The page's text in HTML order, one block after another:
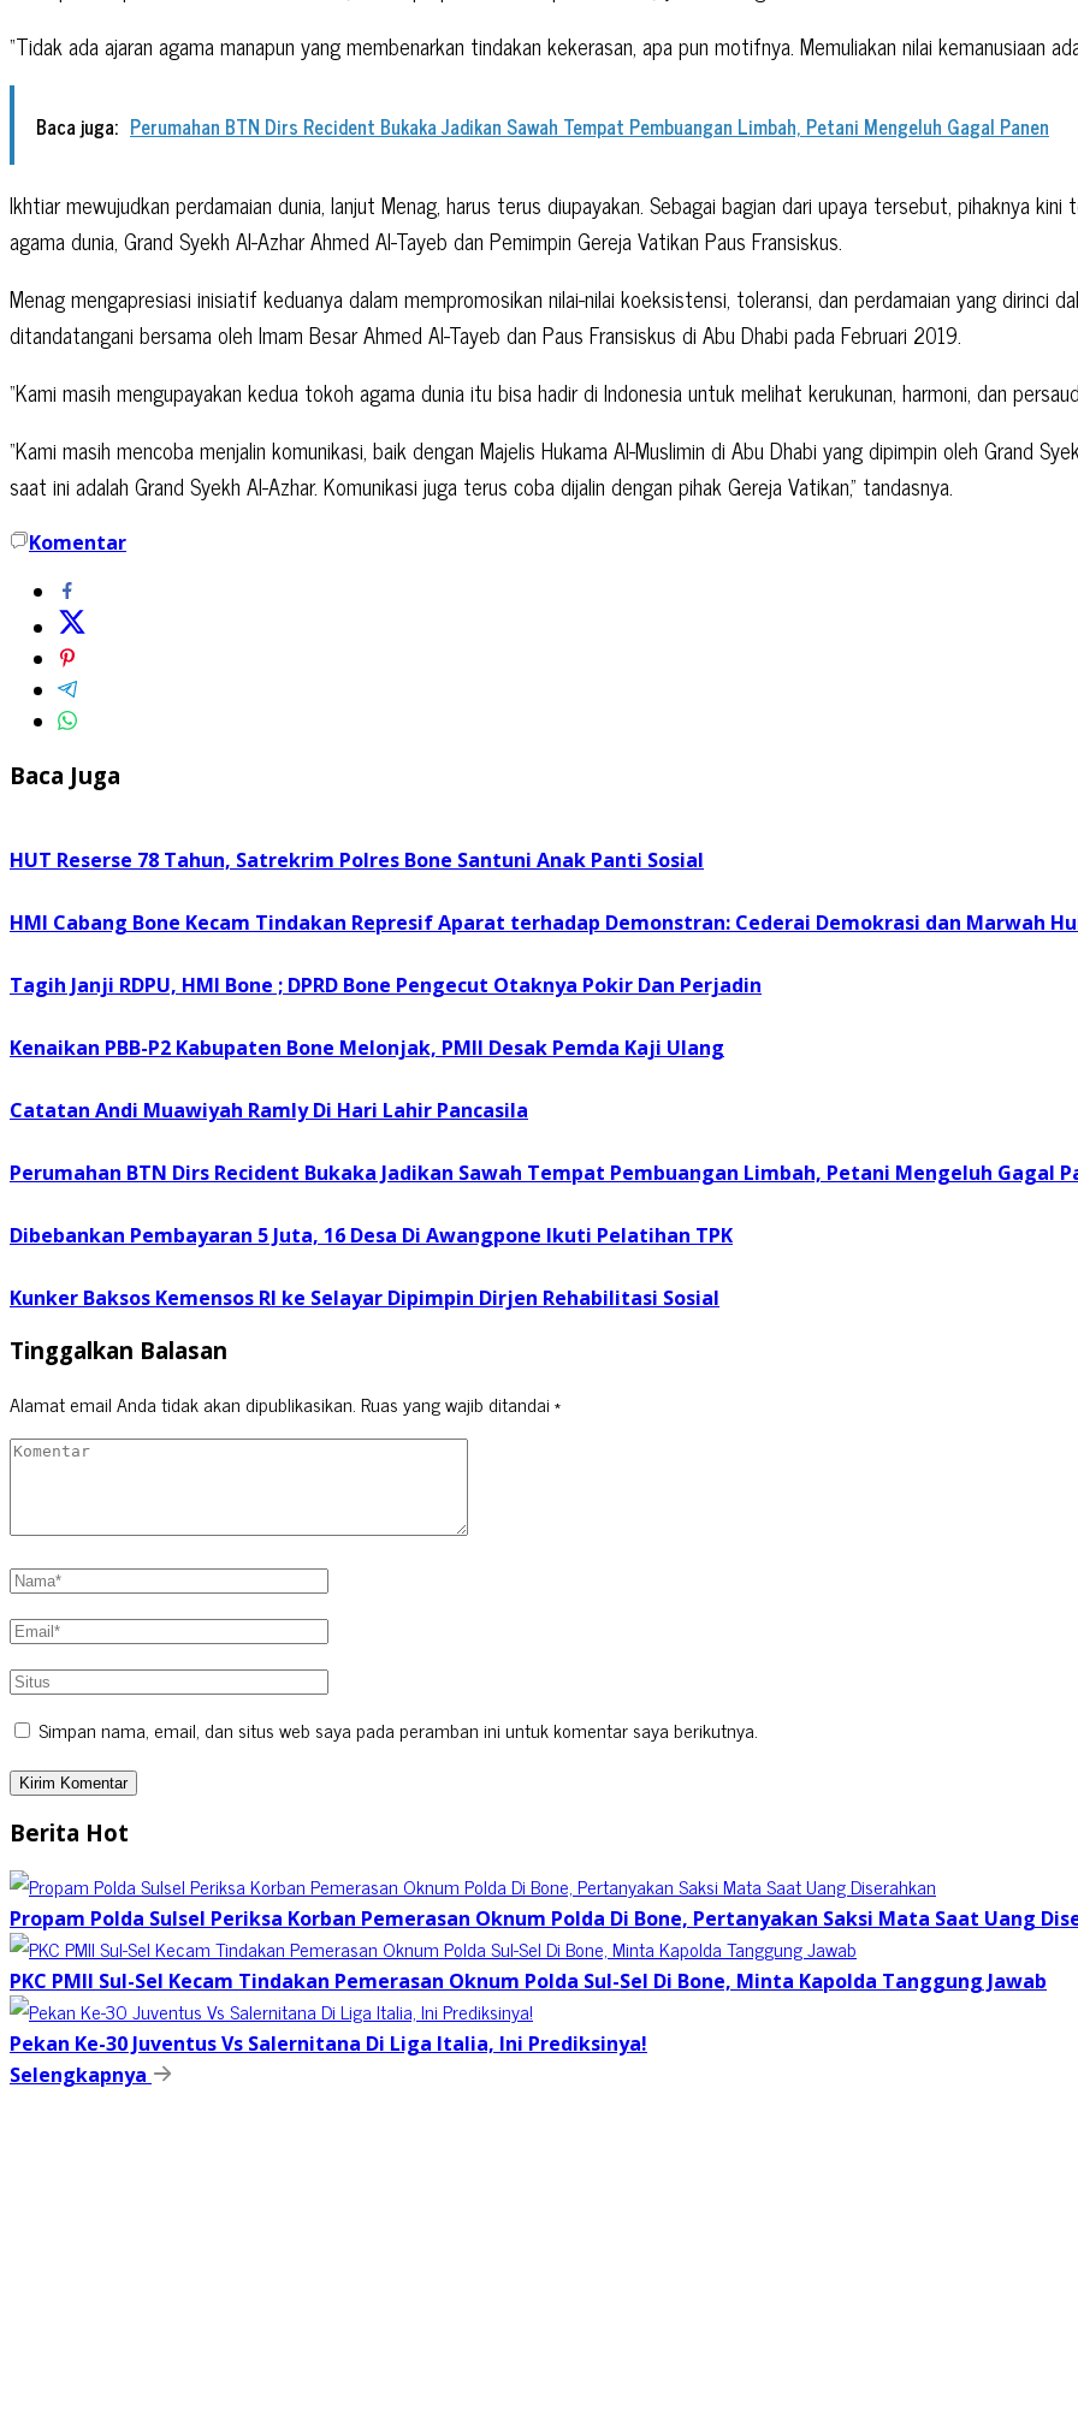
“Tidak ada ajaran agama manapun yang membenarkan tindakan kekerasan, apa pun motifnya. Memuliakan nilai kemanusiaan
Baca juga: Perumahan BTN Dirs Recident Bukaka Jadikan Sawah Tempat Pembuangan Limbah, Petani Mengeluh Gagal Panen
Ikhtiar mewujudkan perdamaian dunia, lanjut Menag, harus terus diupayakan. Sebagai bagian dari upaya tersebut, pihaknya
agama dunia, Grand Syekh Al-Azhar Ahmed Al-Tayeb dan Pemimpin Gereja Vatikan Paus Fransiskus.
Menag mengapresiasi inisiatif keduanya dalam mempromosikan nilai-nilai koeksistensi, toleransi, dan perdamaian yang dirinci
ditandatangani bersama oleh Imam Besar Ahmed Al-Tayeb dan Paus Fransiskus di Abu Dhabi pada Februari 2019.
“Kami masih mengupayakan kedua tokoh agama dunia itu bisa hadir di Indonesia untuk melihat kerukunan, harmoni, dan
“Kami masih mencoba menjalin komunikasi, baik dengan Majelis Hukama Al-Muslimin di Abu Dhabi yang dipimpin oleh Grand
saat ini adalah Grand Syekh Al-Azhar. Komunikasi juga terus coba dijalin dengan pihak Gereja Vatikan,” tandasnya.
Komentar
Baca Juga
HUT Reserse 78 Tahun, Satrekrim Polres Bone Santuni Anak Panti Sosial
HMI Cabang Bone Kecam Tindakan Represif Aparat terhadap Demonstran: Cederai Demokrasi dan Marwah
Tagih Janji RDPU, HMI Bone ; DPRD Bone Pengecut Otaknya Pokir Dan Perjadin
Kenaikan PBB-P2 Kabupaten Bone Melonjak, PMII Desak Pemda Kaji Ulang
Catatan Andi Muawiyah Ramly Di Hari Lahir Pancasila
Perumahan BTN Dirs Recident Bukaka Jadikan Sawah Tempat Pembuangan Limbah, Petani Mengeluh Gagal
Dibebankan Pembayaran 5 Juta, 16 Desa Di Awangpone Ikuti Pelatihan TPK
Kunker Baksos Kemensos RI ke Selayar Dipimpin Dirjen Rehabilitasi Sosial
Tinggalkan Balasan
Alamat email Anda tidak akan dipublikasikan.Ruas yang wajib ditandai*
Simpan nama, email, dan situs web saya pada peramban ini untuk komentar saya berikutnya.
Berita Hot
Propam Polda Sulsel Periksa Korban Pemerasan Oknum Polda Di Bone, Pertanyakan Saksi Mata Saat Uang
PKC PMII Sul-Sel Kecam Tindakan Pemerasan Oknum Polda Sul-Sel Di Bone, Minta Kapolda Tanggung Jawab
Pekan Ke-30 Juventus Vs Salernitana Di Liga Italia, Ini Prediksinya!
Selengkapnya